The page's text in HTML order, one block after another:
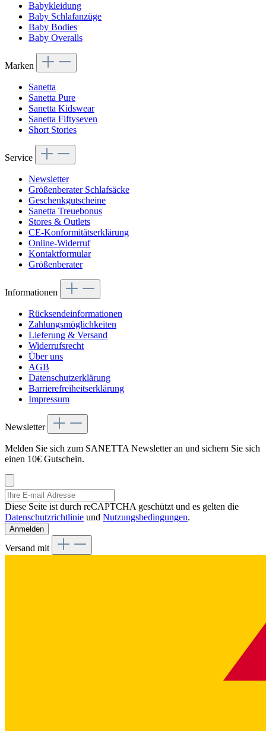
Babykleidung
Baby Schlafanzüge
Baby Bodies
Baby Overalls
Marken
Sanetta
Sanetta Pure
Sanetta Kidswear
Sanetta Fiftyseven
Short Stories
Service
Newsletter
Größenberater Schlafsäcke
Geschenkgutscheine
Sanetta Treuebonus
Stores & Outlets
CE-Konformitätserklärung
Online-Widerruf
Kontaktformular
Größenberater
Informationen
Rücksendeinformationen
Zahlungsmöglichkeiten
Lieferung & Versand
Widerrufsrecht
Über uns
AGB
Datenschutzerklärung
Barrierefreiheitserklärung
Impressum
Newsletter
Melden Sie sich zum SANETTA Newsletter an und sichern Sie sich
einen 10€ Gutschein.
Diese Seite ist durch reCAPTCHA geschützt und es gelten die
Datenschutzrichtlinie und Nutzungsbedingungen.
Anmelden
Versand mit